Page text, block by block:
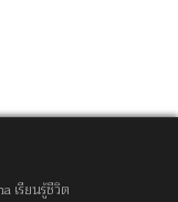
เรียนรู้ชีวิต